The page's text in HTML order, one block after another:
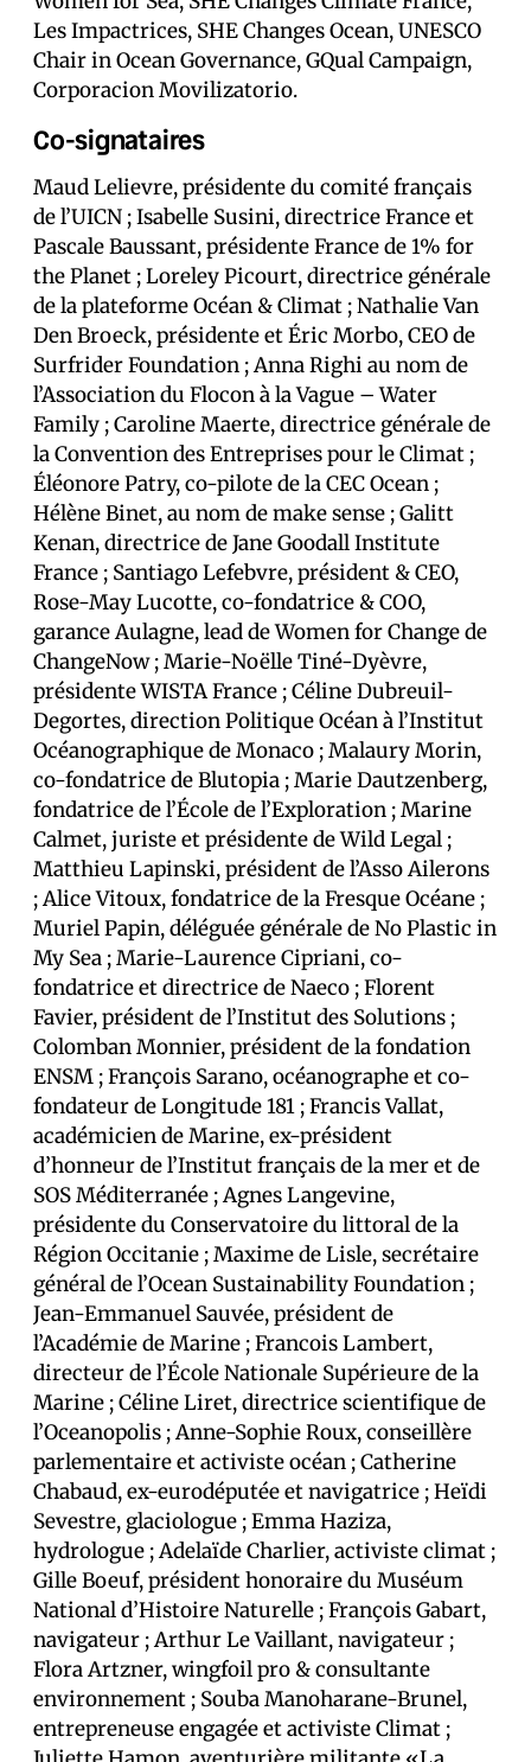
Les Impactrices, SHE Changes Ocean, UNESCO
Chair in Ocean Governance, GQual Campaign,
Corporacion Movilizatorio.
Co-signataires
Maud Lelievre, présidente du comité français
de l’UICN ; Isabelle Susini, directrice France et
Pascale Baussant, présidente France de 1% for
the Planet ; Loreley Picourt, directrice générale
de la plateforme Océan & Climat ; Nathalie Van
Den Broeck, présidente et Éric Morbo, CEO de
Surfrider Foundation ; Anna Righi au nom de
l’Association du Flocon à la Vague – Water
Family ; Caroline Maerte, directrice générale de
la Convention des Entreprises pour le Climat ;
Éléonore Patry, co-pilote de la CEC Ocean ;
Hélène Binet, au nom de make sense ; Galitt
Kenan, directrice de Jane Goodall Institute
France ; Santiago Lefebvre, président & CEO,
Rose-May Lucotte, co-fondatrice & COO,
garance Aulagne, lead de Women for Change de
ChangeNow ; Marie-Noëlle Tiné-Dyèvre,
présidente WISTA France ; Céline Dubreuil-
Degortes, direction Politique Océan à l’Institut
Océanographique de Monaco ; Malaury Morin,
co-fondatrice de Blutopia ; Marie Dautzenberg,
fondatrice de l’École de l’Exploration ; Marine
Calmet, juriste et présidente de Wild Legal ;
Matthieu Lapinski, président de l’Asso Ailerons
; Alice Vitoux, fondatrice de la Fresque Océane ;
Muriel Papin, déléguée générale de No Plastic in
My Sea ; Marie-Laurence Cipriani, co-
fondatrice et directrice de Naeco ; Florent
Favier, président de l’Institut des Solutions ;
Colomban Monnier, président de la fondation
ENSM ; François Sarano, océanographe et co-
fondateur de Longitude 181 ; Francis Vallat,
académicien de Marine, ex-président
d’honneur de l’Institut français de la mer et de
SOS Méditerranée ; Agnes Langevine,
présidente du Conservatoire du littoral de la
Région Occitanie ; Maxime de Lisle, secrétaire
général de l’Ocean Sustainability Foundation ;
Jean-Emmanuel Sauvée, président de
l’Académie de Marine ; Francois Lambert,
directeur de l’École Nationale Supérieure de la
Marine ; Céline Liret, directrice scientifique de
l’Oceanopolis ; Anne-Sophie Roux, conseillère
parlementaire et activiste océan ; Catherine
Chabaud, ex-eurodéputée et navigatrice ; Heïdi
Sevestre, glaciologue ; Emma Haziza,
hydrologue ; Adelaïde Charlier, activiste climat ;
Gille Boeuf, président honoraire du Muséum
National d’Histoire Naturelle ; François Gabart,
navigateur ; Arthur Le Vaillant, navigateur ;
Flora Artzner, wingfoil pro & consultante
environnement ; Souba Manoharane-Brunel,
entrepreneuse engagée et activiste Climat ;